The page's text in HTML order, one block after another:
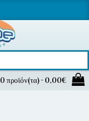
0 προϊόν(τα) - 0,00€